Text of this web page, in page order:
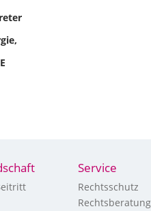
Service
Rechtsschutz
Rechtsberatung